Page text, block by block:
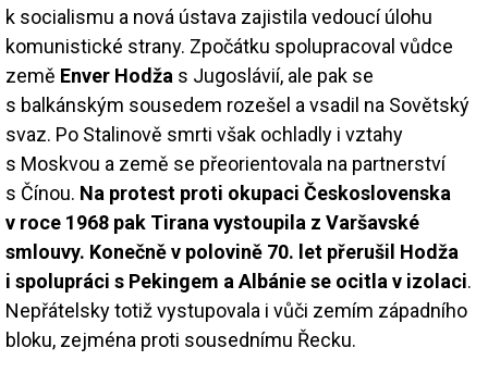
k socialismu a nová ústava zajistila vedoucí úlohu
komunistické strany. Zpočátku spolupracoval vůdce
země Enver Hodža s Jugoslávií, ale pak se
s balkánským sousedem rozešel a vsadil na Sovětský
svaz. Po Stalinově smrti však ochladly i vztahy
s Moskvou a země se přeorientovala na partnerství
s Čínou. Na protest proti okupaci Československa
v roce 1968 pak Tirana vystoupila z Varšavské
smlouvy. Konečně v polovině 70. let přerušil Hodža
i spolupráci s Pekingem a Albánie se ocitla v izolaci.
Nepřátelsky totiž vystupovala i vůči zemím západního
bloku, zejména proti sousednímu Řecku.